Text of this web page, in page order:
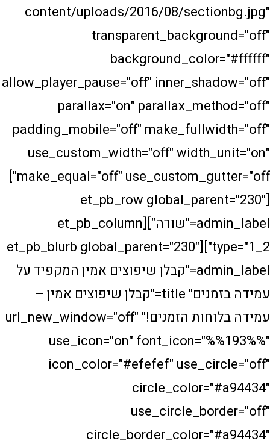
content/uploads/2016/08/
allow_player_pause="off"
parallax="on"
padding_mobile="off"
use_custom_width="off"
make_equal="off" use_custom_gutter="off"]
[et_pb_row
admin_label="שורה"][et_pb_column
type="1_2"][et_pb_blurb global_parent="230"
admin_label="קבלן שיפוצים אמין המקפיד על
עמידה בזמנים" title="קבלן שיפוצים אמין –
עמידה בלוחות הזמנים!" url_new_window="off"
use_icon="on"
icon_color="#efefef"